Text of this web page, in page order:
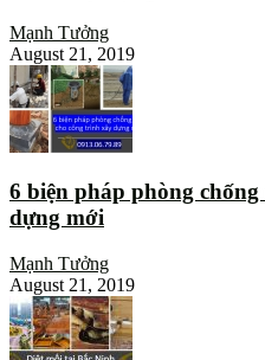
Mạnh Tưởng
August 21, 2019
6 biện pháp phòng
dựng mới
Mạnh Tưởng
August 21, 2019